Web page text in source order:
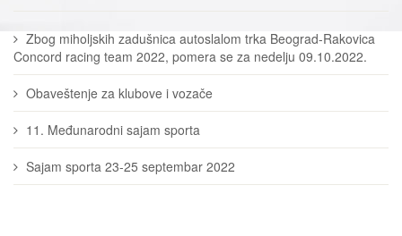
Zbog miholjskih zadušnica autoslalom trka Beograd-Rakovica
Concord racing team 2022, pomera se za nedelju 09.10.2022.
Obaveštenje za klubove i vozače
11. Međunarodni sajam sporta
Sajam sporta 23-25 septembar 2022